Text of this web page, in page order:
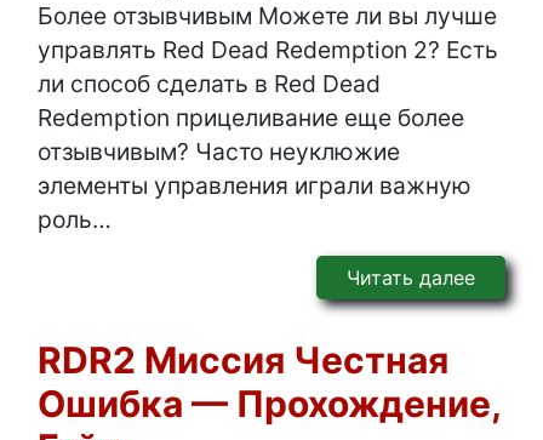
Более отзывчивым Можете ли вы лучше
управлять Red Dead Redemption 2? Есть
ли способ сделать в Red Dead
Redemption прицеливание еще более
отзывчивым? Часто неуклюжие
элементы управления играли важную
роль…
Читать далее
RDR2 Миссия Честная
Ошибка — Прохождение,